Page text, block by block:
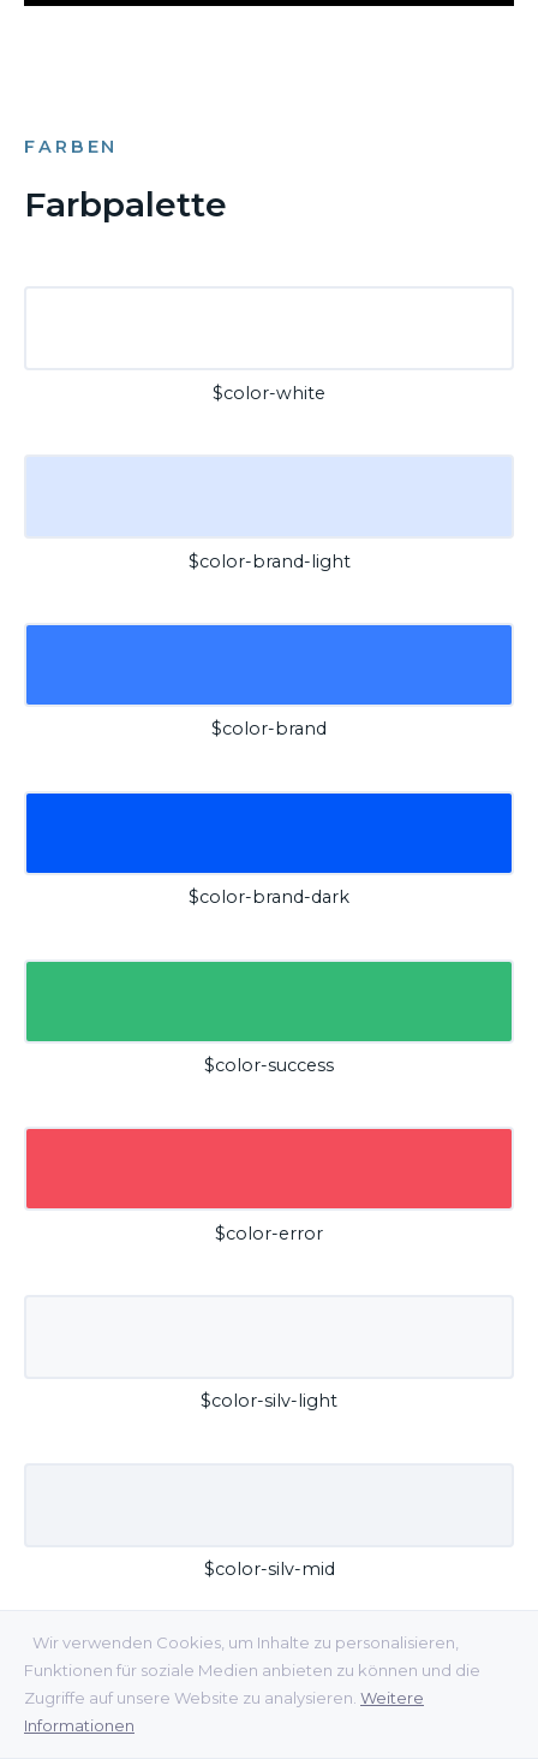
Wir verwenden Cookies, um Inhalte zu personalisieren,
Funktionen für soziale Medien anbieten zu können und die
Zugriffe auf unsere Website zu analysieren. Weitere
Informationen
FARBEN
Farbpalette
$color-white
$color-brand-light
$color-brand
$color-brand-dark
$color-success
$color-error
$color-silv-light
$color-silv-mid